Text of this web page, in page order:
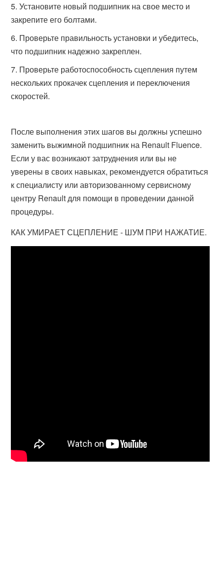
Установите новый подшипник на свое место и
закрепите его болтами.
Проверьте правильность установки и убедитесь,
что подшипник надежно закреплен.
Проверьте работоспособность сцепления путем
нескольких прокачек сцепления и переключения
скоростей.
После выполнения этих шагов вы должны успешно
заменить выжимной подшипник на Renault Fluence.
Если у вас возникают затруднения или вы не
уверены в своих навыках, рекомендуется обратиться
к специалисту или авторизованному сервисному
центру Renault для помощи в проведении данной
процедуры.
КАК УМИРАЕТ СЦЕПЛЕНИЕ - ШУМ ПРИ НАЖАТИЕ.